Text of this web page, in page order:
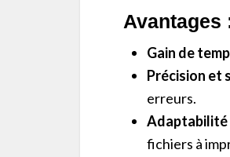
Avantages
Gain de
Précision et
erreurs.
Adaptabilité
fichiers à